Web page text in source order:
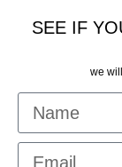
SEE IF
we